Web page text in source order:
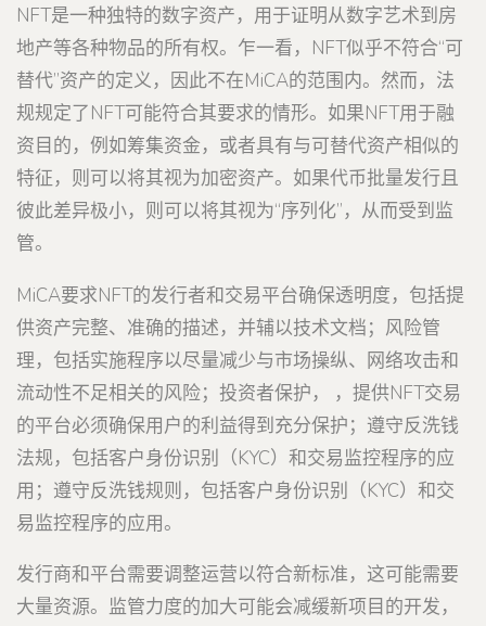
NFT是一种独特的数字资产，用于证明从数字艺术到房
地产等各种物品的所有权。乍一看，NFT似乎不符合“可
替代”资产的定义，因此不在MiCA的范围内。然而，法
规规定了NFT可能符合其要求的情形。如果NFT用于融
资目的，例如筹集资金，或者具有与可替代资产相似的
特征，则可以将其视为加密资产。如果代币批量发行且
彼此差异极小，则可以将其视为“序列化”，从而受到监
管。
MiCA要求NFT的发行者和交易平台确保透明度，包括提
供资产完整、准确的描述，并辅以技术文档；风险管
理，包括实施程序以尽量减少与市场操纵、网络攻击和
流动性不足相关的风险；投资者保护， ，提供NFT交易
的平台必须确保用户的利益得到充分保护；遵守反洗钱
法规，包括客户身份识别（KYC）和交易监控程序的应
用；遵守反洗钱规则，包括客户身份识别（KYC）和交
易监控程序的应用。
发行商和平台需要调整运营以符合新标准，这可能需要
大量资源。监管力度的加大可能会减缓新项目的开发，